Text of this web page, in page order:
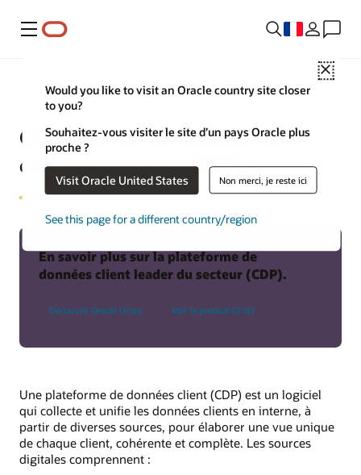
Menu
Close
Would you like to visit an Oracle country site closer
to you?
Souhaitez-vous visiter le site d’un pays Oracle plus
proche ?
Visit Oracle United States Non merci, je reste ici
See this page for a different country/region
Qu’est-ce qu’une plateforme
de données client (CDP) ?
En savoir plus sur la plateforme de
données client leader du secteur (CDP).
Découvrir Oracle Unity Voir le produit (2:16)
Une plateforme de données client (CDP) est un logiciel
qui collecte et unifie les données clients en interne, à
partir de diverses sources, pour élaborer une vue unique
de chaque client, cohérente et complète. Les sources
digitales comprennent :